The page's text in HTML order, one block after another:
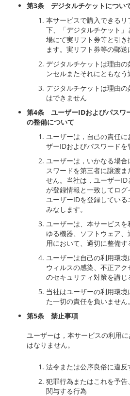
第3条 デジタルチケットについ
本サービスで購入できる
下、「デジタルチケット
場にて実リフト券等と引
ます。実リフト券等の郵送
デジタルチケットは理由
ンセルまたそれにともなう
デジタルチケットは理由
はできません
第4条 ユーザーIDおよびパスワ
の整備について
ユーザーは，自己の責任
ザーIDおよびパスワードを
ユーザーは，いかなる場
スワードを第三者に譲渡
せん。当社は，ユーザー
が登録情報と一致してロ
ユーザーIDを登録してい
みなします。
ユーザーは、本サービス
ゆる機器、ソフトウェア
用において、適切に整備す
ユーザーは自己の利用環
ウィルスの感染、不正ア
のセキュリティ対策を講じ
当社はユーザーの利用環
た一切の責任を負いません。
第5条 禁止事項
ユーザーは，本サービスの利用
はなりません。
法令または公序良俗に違反
犯罪行為またはこれを予
関与する行為